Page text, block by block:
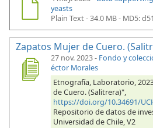
yeasts
Plain Text - 34.0 MB - MD5:
Zapatos Mujer de Cuero.
27 nov. 2023- Fondo y
éctor Morales
Etnografía, Laboratorio,
de Cuero. (Salitrera)",
https://doi.org/10.34691/
Repositorio de datos de
Universidad de Chile, V2